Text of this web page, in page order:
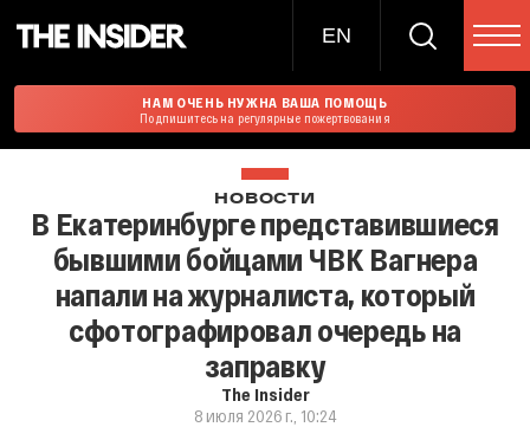
EN
НАМ ОЧЕНЬ НУЖНА ВАША ПОМОЩЬ
Подпишитесь на регулярные пожертвования
НОВОСТИ
В Екатеринбурге представившиеся
бывшими бойцами ЧВК Вагнера
напали на журналиста, который
сфотографировал очередь на
заправку
The Insider
8 июля 2026 г., 10:24